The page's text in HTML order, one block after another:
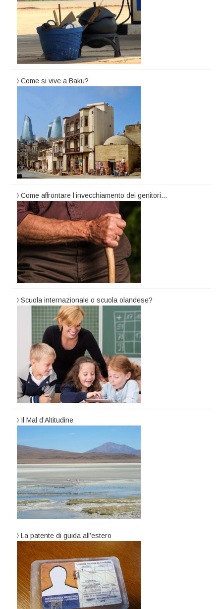
Come si vive a Baku?
Come affrontare l’invecchiamento dei genitori…
Scuola internazionale o scuola olandese?
Il Mal d’Altitudine
La patente di guida all’estero